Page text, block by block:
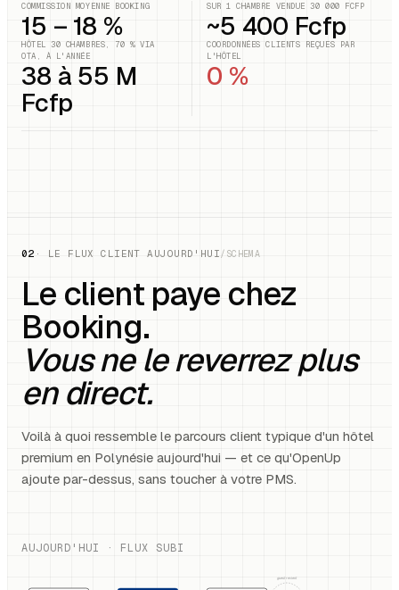
COMMISSION MOYENNE BOOKING
15 – 18 %
SUR 1 CHAMBRE VENDUE 30 000 FCFP
~5 400 Fcfp
HÔTEL 30 CHAMBRES, 70 % VIA
OTA, À L'ANNÉE
38 à 55 M
Fcfp
COORDONNÉES CLIENTS REÇUES PAR
L'HÔTEL
0 %
02 · LE FLUX CLIENT AUJOURD'HUI/SCHEMA
Le client paye chez
Booking.
Vous ne le reverrez plus
en direct.
Voilà à quoi ressemble le parcours client typique d'un hôtel
premium en Polynésie aujourd'hui — et ce qu'OpenUp
ajoute par-dessus, sans toucher à votre PMS.
AUJOURD'HUI · FLUX SUBI
guest revient